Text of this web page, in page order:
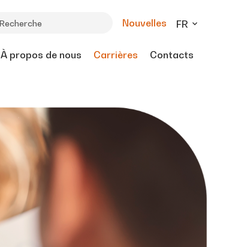
Nouvelles FR
À propos de nous Carrières Contacts